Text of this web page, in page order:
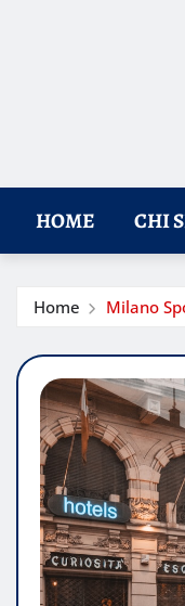
HOME CHI
Home Milano